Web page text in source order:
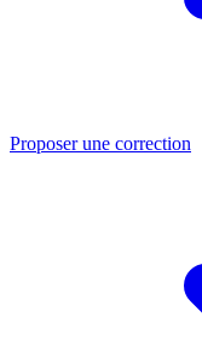
Proposer une correction